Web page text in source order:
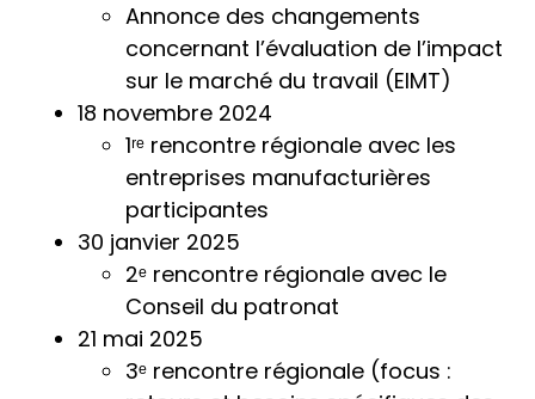
Annonce des changements
concernant l’évaluation de l’impact
sur le marché du travail (EIMT)
18 novembre 2024
1ʳᵉ rencontre régionale avec les
entreprises manufacturières
participantes
30 janvier 2025
2ᵉ rencontre régionale avec le
Conseil du patronat
21 mai 2025
3ᵉ rencontre régionale (focus :